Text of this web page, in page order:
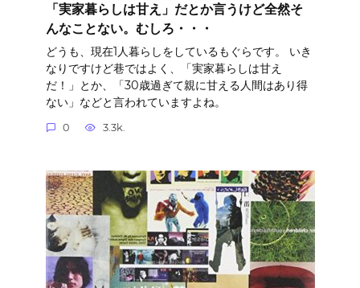
「実家暮らしは甘え」だとか言うけど全然そ
んなことない。むしろ・・・
どうも、現在1人暮らしをしているもぐらです。 いき
なりですけど巷ではよく、「実家暮らしは甘え
だ！」とか、「30歳過ぎて親に甘える人間はあり得
ない」などと言われていますよね。
0 3.3k.